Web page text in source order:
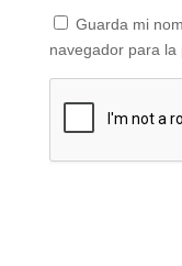
Guarda mi
navegador para la